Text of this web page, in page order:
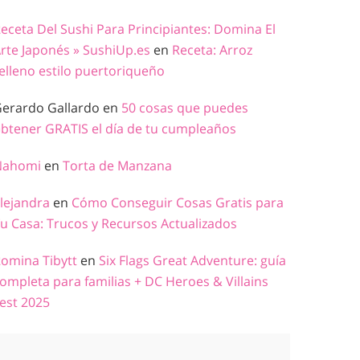
Del Sushi Para Principiantes: Domina El
Japonés » SushiUp.es en Receta: Arroz
estilo puertoriqueño
Gallardo en 50 cosas que puedes
GRATIS el día de tu cumpleaños
en Torta de Manzana
en Cómo Conseguir Cosas Gratis para
Casa: Trucos y Recursos Actualizados
Tibytt en Six Flags Great Adventure: guía
para familias + DC Heroes & Villains
2025